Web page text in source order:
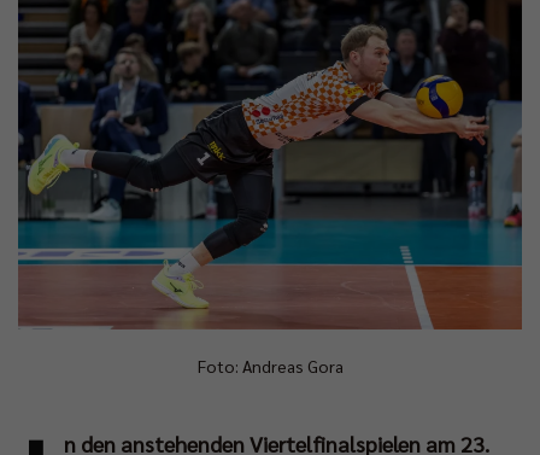
Foto: Andreas Gora
n den anstehenden Viertelfinalspielen am 23.